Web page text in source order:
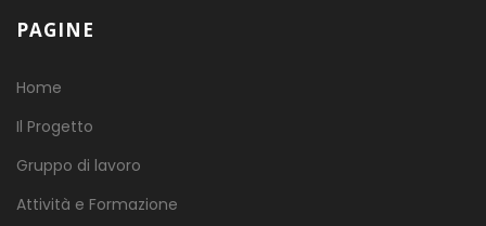
PAGINE
Home
Il Progetto
Gruppo di lavoro
Attività e Formazione